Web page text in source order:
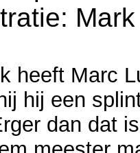
heeft Marc
hij een
dan dat